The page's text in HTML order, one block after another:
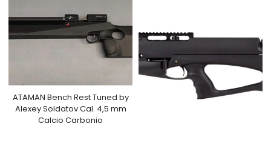
ATAMAN Bench Rest Tuned by
Alexey Soldatov Cal. 4,5 mm
Calcio Carbonio